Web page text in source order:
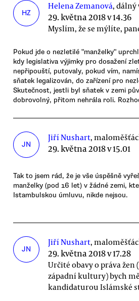
HZ
Helena Zemanová, dálný
29. května 2018 v 14.36
Myslím, že se mýlíte,
Pokud jde o nezletilé "manželky"
kdy legislativa výjimky pro dosažení
nepřipouští, putovaly, pokud vím,
sňatek legalizován, do zařízení pro
Skutečnost, jestli byl sňatek v zemi
dobrovolný, přitom nehrála roli.
JN
Jiří Nushart,
29. května 2018 v 15.01
Tak to jsem rád, že je vše úspěšně
manželky (pod 16 let) v žádné zemi,
Istambulskou úmluvu, nikde nejsou.
JN
Jiří Nushart,
29. května 2018 v 17.28
Určité obavy o práva
západní kultury) bych
kandidaturou Islámské